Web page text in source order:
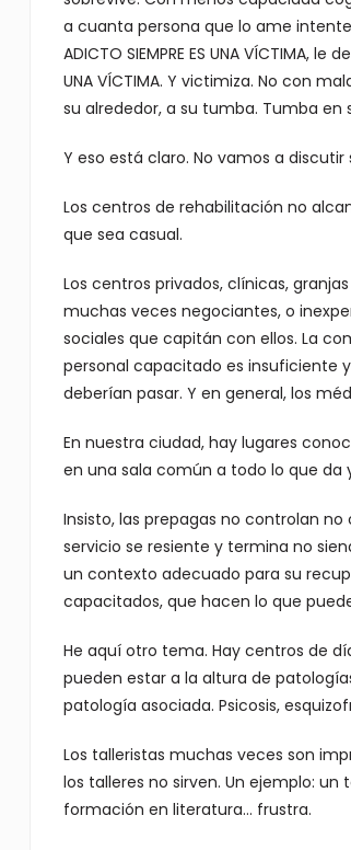
a cuanta persona que lo ame
ADICTO SIEMPRE ES UNA VÍCTIMA,
UNA VÍCTIMA. Y victimiza. No con
su alrededor, a su tumba. Tumba en
Y eso está claro. No vamos a discutir
Los centros de rehabilitación no
que sea casual.
Los centros privados, clínicas,
muchas veces negociantes, o
sociales que capitán con ellos. La
personal capacitado es insuficiente
deberían pasar. Y en general, los
En nuestra ciudad, hay lugares
en una sala común a todo lo que da
Insisto, las prepagas no controlan no
servicio se resiente y termina no
un contexto adecuado para su
capacitados, que hacen lo que
He aquí otro tema. Hay centros de
pueden estar a la altura de
patología asociada. Psicosis,
Los talleristas muchas veces son
los talleres no sirven. Un ejemplo:
formación en literatura… frustra.